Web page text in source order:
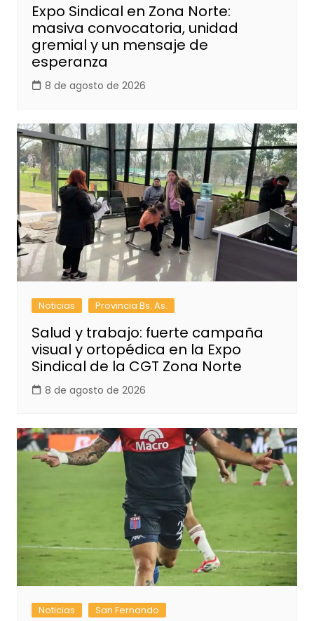
Expo Sindical en Zona Norte:
masiva convocatoria, unidad
gremial y un mensaje de
esperanza
8 de agosto de 2026
Noticias Provincia Bs. As.
Salud y trabajo: fuerte campaña
visual y ortopédica en la Expo
Sindical de la CGT Zona Norte
8 de agosto de 2026
Noticias San Fernando